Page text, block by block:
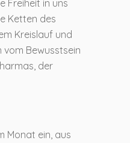
Freiheit in uns
Ketten des
Kreislauf und
Bewusstsein
der
Monat ein, aus